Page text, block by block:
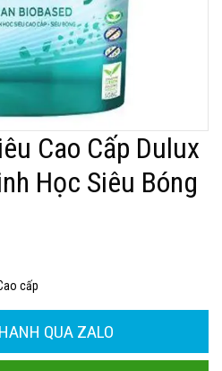
Cao Cấp Dulux
Học Siêu Bóng
cấp
QUA ZALO